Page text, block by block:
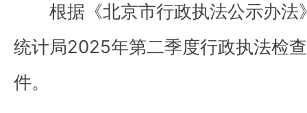
根据《北京市行政执法公示办
统计局2025年第二季度行政执法检
件。